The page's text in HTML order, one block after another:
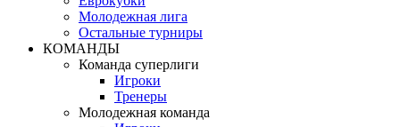
Молодежная лига
Остальные турниры
КОМАНДЫ
Команда суперлиги
Игроки
Тренеры
Молодежная команда